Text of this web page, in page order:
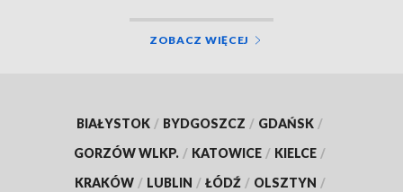
ZOBACZ WIĘCEJ
BIAŁYSTOK / BYDGOSZCZ / GDAŃSK /
GORZÓW WLKP. / KATOWICE / KIELCE /
KRAKÓW / LUBLIN / ŁÓDŹ / OLSZTYN /